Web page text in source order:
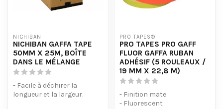
NICHIBAN
NICHIBAN GAFFA TAPE
50MM X 25M, BOÎTE
DANS LE MÉLANGE
- Facile à déchirer la
longueur et la largeur.
PRO TAPES®
PRO TAPES PRO GAFF
FLUOR GAFFA RUBAN
ADHÉSIF (5 ROULEAUX /
19 MM X 22,8 M)
- Finition mate
- Fluorescent